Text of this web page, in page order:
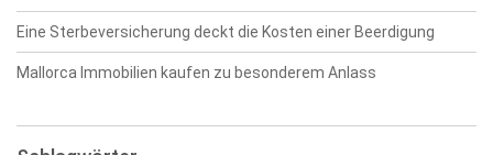
Eine Sterbeversicherung deckt die Kosten einer Beerdigung
Mallorca Immobilien kaufen zu besonderem Anlass